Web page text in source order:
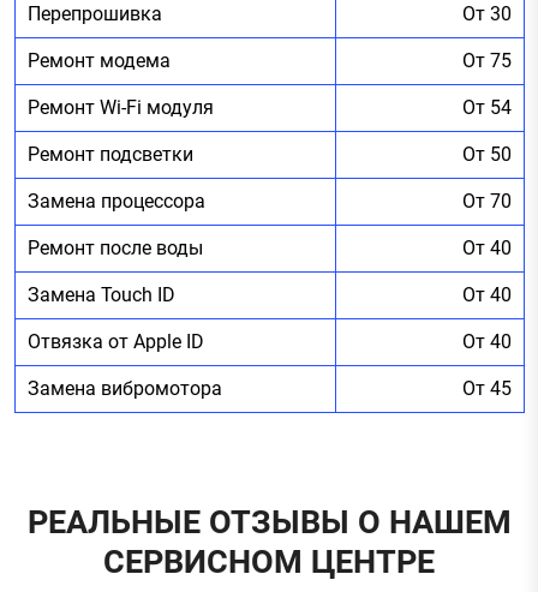
Перепрошивка От 30
Ремонт модема От 75
Ремонт Wi-Fi модуля От 54
Ремонт подсветки От 50
Замена процессора От 70
Ремонт после воды От 40
Замена Touch ID От 40
Отвязка от Apple ID От 40
Замена вибромотора От 45
РЕАЛЬНЫЕ ОТЗЫВЫ О НАШЕМ
СЕРВИСНОМ ЦЕНТРЕ